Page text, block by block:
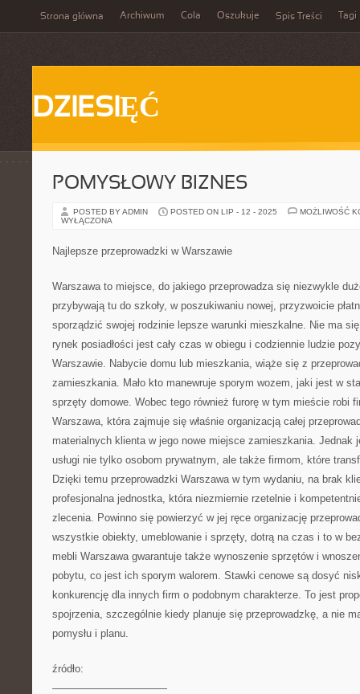
Strona główna Archiwum Cola Oszukuje Spis Treści Tagi
DZIESIĘĆ
POMYSŁOWY BIZNES
POSTED BY ADMIN POSTED ON LIP - 12 - 2025
MOŻLIWOŚĆ
WYŁĄCZONA
Najlepsze przeprowadzki w Warszawie
Warszawa to miejsce, do jakiego przeprowadza się niezwykle
przybywają tu do szkoły, w poszukiwaniu nowej, przyzwoicie
sporządzić swojej rodzinie lepsze warunki mieszkalne. Nie ma
rynek posiadłości jest cały czas w obiegu i codziennie ludzie
Warszawie. Nabycie domu lub mieszkania, wiąże się z
zamieszkania. Mało kto manewruje sporym wozem, jaki jest w
sprzęty domowe. Wobec tego również furorę w tym mieście robi
Warszawa, która zajmuje się właśnie organizacją całej
materialnych klienta w jego nowe miejsce zamieszkania. Jednak
usługi nie tylko osobom prywatnym, ale także firmom, które
Dzięki temu przeprowadzki Warszawa w tym wydaniu, na brak
profesjonalna jednostka, która niezmiernie rzetelnie i
zlecenia. Powinno się powierzyć w jej ręce organizację
wszystkie obiekty, umeblowanie i sprzęty, dotrą na czas i to w
mebli Warszawa gwarantuje także wynoszenie sprzętów i
pobytu, co jest ich sporym walorem. Stawki cenowe są dosyć
konkurencję dla innych firm o podobnym charakterze. To jest
spojrzenia, szczególnie kiedy planuje się przeprowadzkę, a nie
pomysłu i planu.
źródło:
———————————